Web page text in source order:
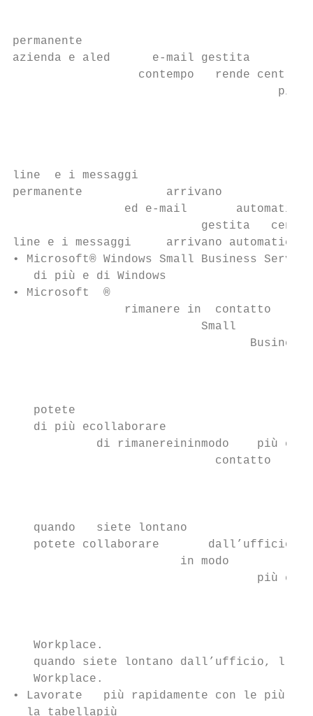
permanente
azienda e aled      e-mail gestita
contempo   rende
più
line  e i messaggi
permanente            arrivano
ed e-mail
gestita
line e i messaggi     arrivano
• Microsoft® Windows Small Business
   di più e di Windows
• Microsoft  ®
                rimanere in  contatto
Small
Business
   potete
   di più ecollaborare
            di rimanereininmodo    più con
contatto
   quando   siete lontano
   potete collaborare       dall’ufficio,
in modo
più
   Workplace.
quando siete lontano dall’ufficio,
   Workplace.
• Lavorate   più rapidamente con le più
  la tabellapiù